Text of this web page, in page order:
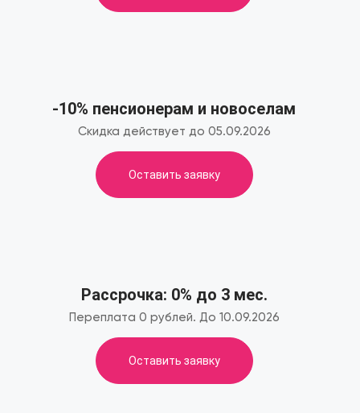
-10% пенсионерам и новоселам
Скидка действует до 05.09.2026
Оставить заявку
Рассрочка: 0% до 3 мес.
Переплата 0 рублей. До 10.09.2026
Оставить заявку